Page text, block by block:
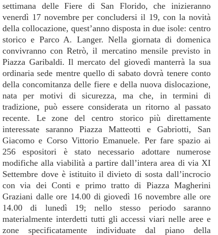
settimana delle Fiere di San Florido, che inizieranno
venerdì 17 novembre per concludersi il 19, con la novità
della collocazione, quest’anno disposta in due isole: centro
storico e Parco A. Langer. Nella giornata di domenica
convivranno con Retrò, il mercatino mensile previsto in
Piazza Garibaldi. Il mercato del giovedì manterrà la sua
ordinaria sede mentre quello di sabato dovrà tenere conto
della concomitanza delle fiere e della nuova dislocazione,
nata per motivi di sicurezza, ma che, in termini di
tradizione, può essere considerata un ritorno al passato
recente. Le zone del centro storico più direttamente
interessate saranno Piazza Matteotti e Gabriotti, San
Giacomo e Corso Vittorio Emanuele. Per fare spazio ai
256 espositori è stato necessario adottare numerose
modifiche alla viabilità a partire dall’intera area di via XI
Settembre dove è istituito il divieto di sosta dall’incrocio
con via dei Conti e primo tratto di Piazza Magherini
Graziani dalle ore 14.00 di giovedì 16 novembre alle ore
14.00 di lunedì 19; nello stesso periodo saranno
materialmente interdetti tutti gli accessi viari nelle aree e
zone specificatamente individuate dal piano della